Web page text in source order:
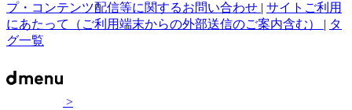
プ・コンテンツ配信等に関するお問い合わせ | サイトご利用
にあたって（ご利用端末からの外部送信のご案内含む） | タ
グ一覧
>